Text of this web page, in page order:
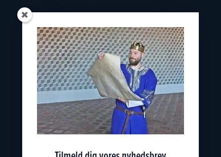
Oplevelser
Skoler
Østfyns Museer
Nyborg Museumsforening
KONTAKT
nyborgslot@ostfynsmuseer.dk
+45 65 31 02 07
Slotsgade 34